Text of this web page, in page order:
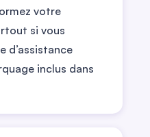
votre
si vous
d’assistance
inclus dans